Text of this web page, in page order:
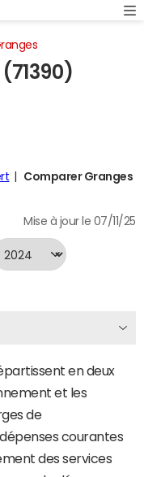
Comparer Granges
Mise à jour le 07/11/25
en deux
et les
de
courantes
des services